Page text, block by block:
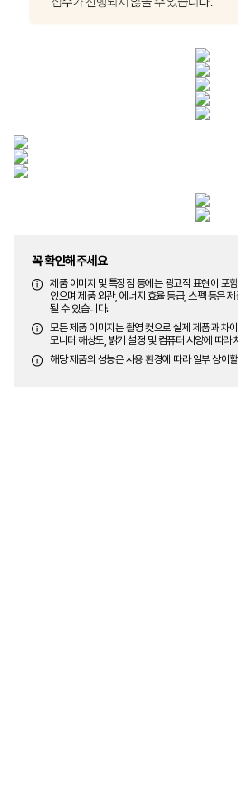
꼭 확인해주세요
제품 이미지 및 특장점 등에는 광고적 표현이 포
있으며 제품 외관, 에너지 효율 등급, 스펙 등은
될 수 있습니다.
모든 제품 이미지는 촬영 컷으로 실제 제품과 차
모니터 해상도, 밝기 설정 및 컴퓨터 사양에 따라
해당 제품의 성능은 사용 환경에 따라 일부 상이